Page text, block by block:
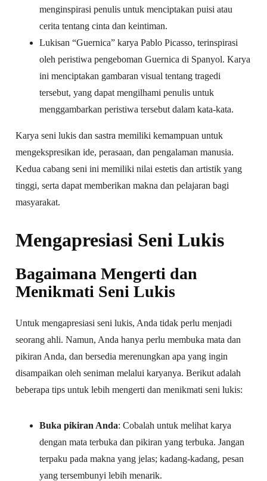
menginspirasi penulis untuk menciptakan puisi atau
cerita tentang cinta dan keintiman.
Lukisan “Guernica” karya Pablo Picasso, terinspirasi
oleh peristiwa pengeboman Guernica di Spanyol. Karya
ini menciptakan gambaran visual tentang tragedi
tersebut, yang dapat mengilhami penulis untuk
menggambarkan peristiwa tersebut dalam kata-kata.
Karya seni lukis dan sastra memiliki kemampuan untuk
mengekspresikan ide, perasaan, dan pengalaman manusia.
Kedua cabang seni ini memiliki nilai estetis dan artistik yang
tinggi, serta dapat memberikan makna dan pelajaran bagi
masyarakat.
Mengapresiasi Seni Lukis
Bagaimana Mengerti dan
Menikmati Seni Lukis
Untuk mengapresiasi seni lukis, Anda tidak perlu menjadi
seorang ahli. Namun, Anda hanya perlu membuka mata dan
pikiran Anda, dan bersedia merenungkan apa yang ingin
disampaikan oleh seniman melalui karyanya. Berikut adalah
beberapa tips untuk lebih mengerti dan menikmati seni lukis:
Buka pikiran Anda: Cobalah untuk melihat karya
dengan mata terbuka dan pikiran yang terbuka. Jangan
terpaku pada makna yang jelas; kadang-kadang, pesan
yang tersembunyi lebih menarik.